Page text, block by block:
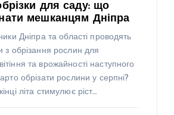
для саду: що
мешканцям Дніпра
Дніпра та області проводять
з обрізання рослин для
та врожайності наступного
обрізати рослини у серпні?
літа стимулює ріст…